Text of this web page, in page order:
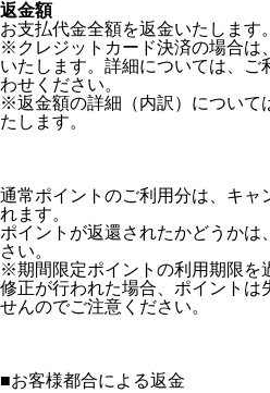
返金額
お支払代金全額を返金いたします。
※クレジットカード決済の場合は
いたします。詳細については、ご
わせください。
※返金額の詳細（内訳）について
たします。
通常ポイントのご利用分は、キャ
れます。
ポイントが返還されたかどうかは、
さい。
※期間限定ポイントの利用期限を
修正が行われた場合、ポイントは
せんのでご注意ください。
■お客様都合による返金